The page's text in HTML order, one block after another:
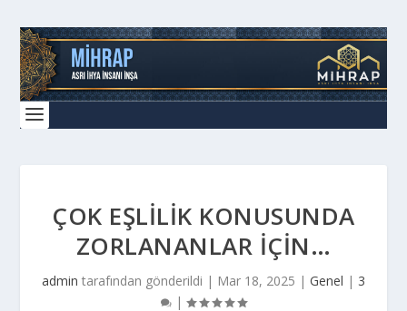
ÇOK EŞLILIK KONUSUNDA
ZORLANANLAR İÇIN…
admin tarafından gönderildi | Mar 18, 2025 | Genel | 3
|